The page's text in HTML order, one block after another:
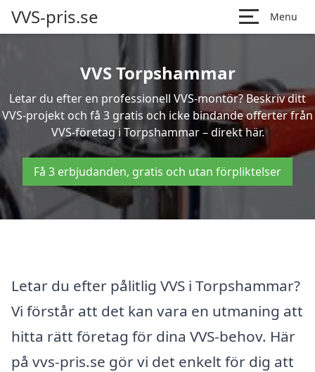
VVS-pris.se Menu
VVS Torpshammar
Letar du efter en professionell VVS-montör? Beskriv ditt
VVS-projekt och få 3 gratis och icke bindande offerter från
VVS-företag i Torpshammar – direkt här.
Få 3 erbjudanden, gratis och utan förpliktelser
Letar du efter pålitlig VVS i Torpshammar?
Vi förstår att det kan vara en utmaning att
hitta rätt företag för dina VVS-behov. Här
på vvs-pris.se gör vi det enkelt för dig att